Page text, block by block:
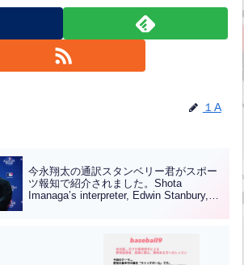
１A
今永翔太の通訳スタンベリー君がスポー
ツ報知で紹介されました。Shota
Imanaga’s interpreter, Edwin Stanbury,